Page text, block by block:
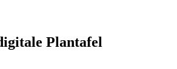
Plantafel